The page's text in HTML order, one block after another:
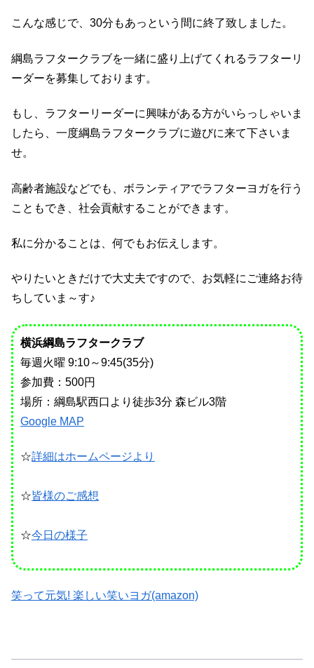
こんな感じで、30分もあっという間に終了致しました。
綱島ラフタークラブを一緒に盛り上げてくれるラフターリ
ーダーを募集しております。
もし、ラフターリーダーに興味がある方がいらっしゃいま
したら、一度綱島ラフタークラブに遊びに来て下さいま
せ。
高齢者施設などでも、ボランティアでラフターヨガを行う
こともでき、社会貢献することができます。
私に分かることは、何でもお伝えします。
やりたいときだけで大丈夫ですので、お気軽にご連絡お待
ちしていま～す♪
横浜綱島ラフタークラブ
毎週火曜 9:10～9:45(35分)
参加費：500円
場所：綱島駅西口より徒歩3分 森ビル3階
Google MAP
☆詳細はホームページより
☆皆様のご感想
☆今日の様子
笑って元気! 楽しい笑いヨガ(amazon)